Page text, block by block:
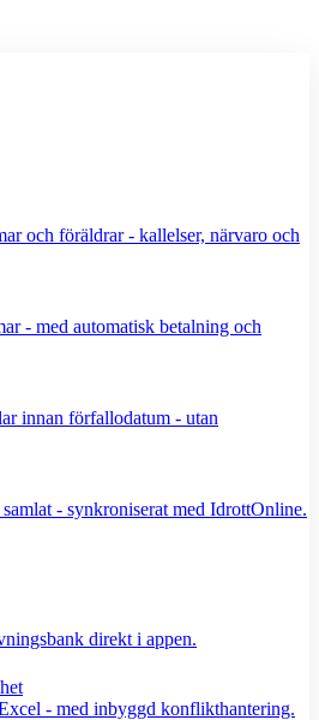
och föräldrar - kallelser, närvaro och
- med automatisk betalning och
innan förfallodatum - utan
- synkroniserat med IdrottOnline.
direkt i appen.
- med inbyggd konflikthantering.